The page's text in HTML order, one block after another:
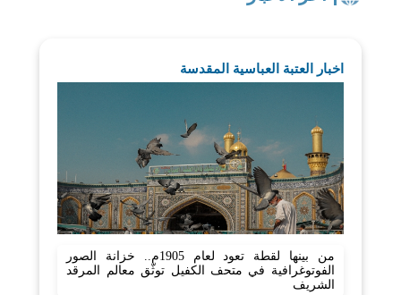
اخبار العتبة العباسية المقدسة
من بينها لقطة تعود لعام 1905م.. خزانة الصور
الفوتوغرافية في متحف الكفيل توثّق معالم المرقد
الشريف